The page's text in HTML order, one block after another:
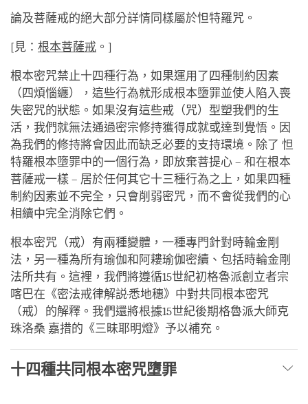
論及菩薩戒的絕大部分詳情同樣屬於怛特羅咒。
[見： 根本菩薩戒 。]
根本密咒禁止十四種行為，如果運用了四種制約因素
（四煩惱纏），這些行為就形成根本墮罪並使人陷入喪
失密咒的狀態。如果沒有這些戒（咒）型塑我們的生
活，我們就無法通過密宗修持獲得成就或達到覺悟。因
為我們的修持將會因此而缺乏必要的支持環境。除了 怛
特羅根本墮罪中的一個行為，即放棄菩提心 – 和在根本
菩薩戒一樣 – 居於任何其它十三種行為之上，如果四種
制約因素並不完全，只會削弱密咒，而不會從我們的心
相續中完全消除它們。
根本密咒（戒）有兩種變體，一種專門針對時輪金剛
法，另一種為所有瑜伽和阿耬瑜伽密續、包括時輪金剛
法所共有。這裡，我們將遵循15世紀初格魯派創立者宗
喀巴在《密法戒律解説·悉地穗》中對共同根本密咒
（戒）的解釋。我們還將根據15世紀後期格魯派大師克
珠洛桑 嘉措的《三昧耶明燈》予以補充。
十四種共同根本密咒墮罪